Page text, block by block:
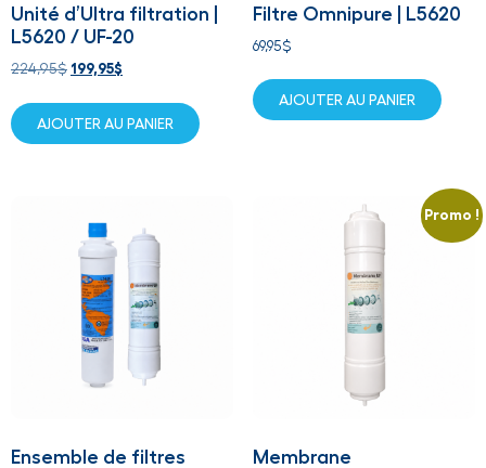
Unité d’Ultra filtration |
L5620 / UF-20
224,95$ 199,95$
AJOUTER AU PANIER
Filtre Omnipure | L5620
69,95$
AJOUTER AU PANIER
Ensemble de filtres
Promo !
Membrane